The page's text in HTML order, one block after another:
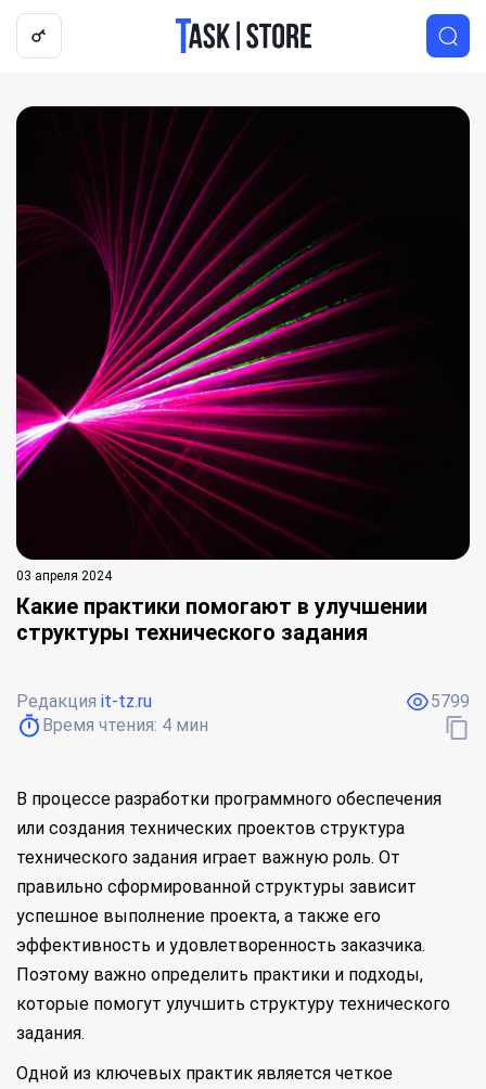
Логотип
03 апреля 2024
Какие практики помогают в улучшении
структуры технического задания
Редакция it-tz.ru
Время чтения: 4 мин
5799
В процессе разработки программного обеспечения
или создания технических проектов структура
технического задания играет важную роль. От
правильно сформированной структуры зависит
успешное выполнение проекта, а также его
эффективность и удовлетворенность заказчика.
Поэтому важно определить практики и подходы,
которые помогут улучшить структуру технического
задания.
Одной из ключевых практик является четкое